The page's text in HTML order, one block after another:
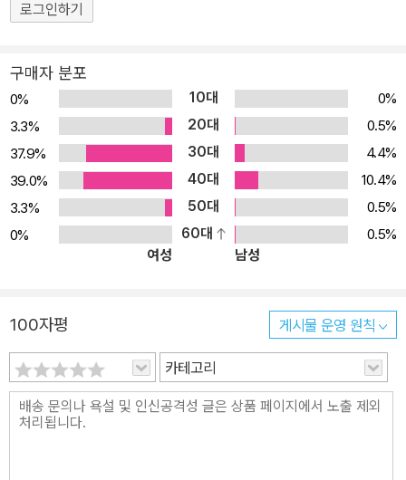
로그인하기
구매자 분포
0% 10대
0%
3.3%
20대
0.5%
37.9%
30대
4.4%
39.0%
40대
10.4%
3.3%
50대
0.5%
0%
60대
0.5%
여성
남성
100자평 게시물 운영 원칙
카테고리